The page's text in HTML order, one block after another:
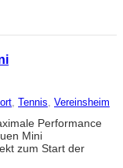
, Tennis, Vereinsheim
Performance
Mini
zum Start der